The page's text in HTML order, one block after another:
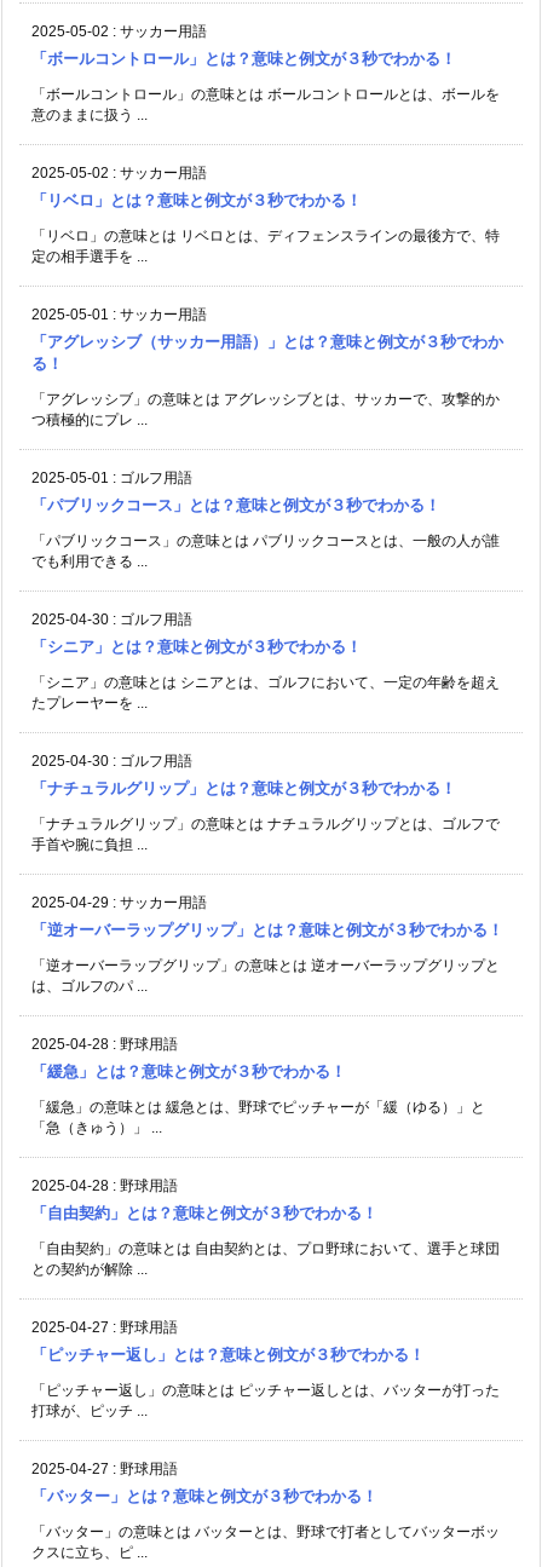
2025-05-02 : サッカー用語
「ボールコントロール」とは？意味と例文が３秒でわかる！
「ボールコントロール」の意味とは ボールコントロールとは、ボールを
意のままに扱う ...
2025-05-02 : サッカー用語
「リベロ」とは？意味と例文が３秒でわかる！
「リベロ」の意味とは リベロとは、ディフェンスラインの最後方で、特
定の相手選手を ...
2025-05-01 : サッカー用語
「アグレッシブ（サッカー用語）」とは？意味と例文が３秒でわか
る！
「アグレッシブ」の意味とは アグレッシブとは、サッカーで、攻撃的か
つ積極的にプレ ...
2025-05-01 : ゴルフ用語
「パブリックコース」とは？意味と例文が３秒でわかる！
「パブリックコース」の意味とは パブリックコースとは、一般の人が誰
でも利用できる ...
2025-04-30 : ゴルフ用語
「シニア」とは？意味と例文が３秒でわかる！
「シニア」の意味とは シニアとは、ゴルフにおいて、一定の年齢を超え
たプレーヤーを ...
2025-04-30 : ゴルフ用語
「ナチュラルグリップ」とは？意味と例文が３秒でわかる！
「ナチュラルグリップ」の意味とは ナチュラルグリップとは、ゴルフで
手首や腕に負担 ...
2025-04-29 : サッカー用語
「逆オーバーラップグリップ」とは？意味と例文が３秒でわかる！
「逆オーバーラップグリップ」の意味とは 逆オーバーラップグリップと
は、ゴルフのパ ...
2025-04-28 : 野球用語
「緩急」とは？意味と例文が３秒でわかる！
「緩急」の意味とは 緩急とは、野球でピッチャーが「緩（ゆる）」と
「急（きゅう）」 ...
2025-04-28 : 野球用語
「自由契約」とは？意味と例文が３秒でわかる！
「自由契約」の意味とは 自由契約とは、プロ野球において、選手と球団
との契約が解除 ...
2025-04-27 : 野球用語
「ピッチャー返し」とは？意味と例文が３秒でわかる！
「ピッチャー返し」の意味とは ピッチャー返しとは、バッターが打った
打球が、ピッチ ...
2025-04-27 : 野球用語
「バッター」とは？意味と例文が３秒でわかる！
「バッター」の意味とは バッターとは、野球で打者としてバッターボッ
クスに立ち、ピ ...